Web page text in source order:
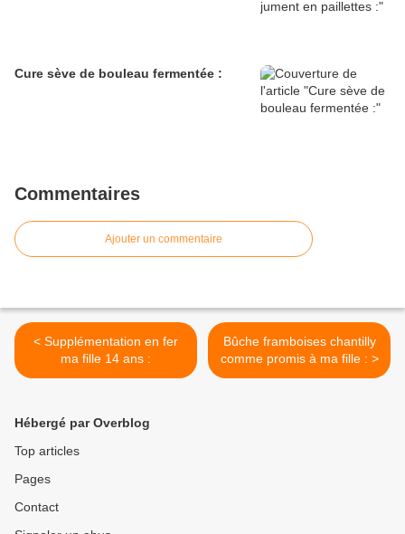
Cure sève de bouleau fermentée :
Commentaires
Ajouter un commentaire
< Supplémentation en fer
ma fille 14 ans :
Bûche framboises chantilly
comme promis à ma fille : >
Hébergé par Overblog
Top articles
Pages
Contact